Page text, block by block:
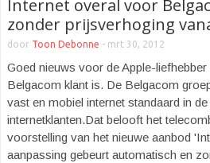
Internet overal voor
zonder prijsverhoging
door Toon Debonne - mrt 30, 2012
Goed nieuws voor de Apple-
Belgacom klant is. De Belgacom
vast en mobiel internet standaard in
internetklanten.Dat belooft het
voorstelling van het nieuwe aanbod
aanpassing gebeurt automatisch en